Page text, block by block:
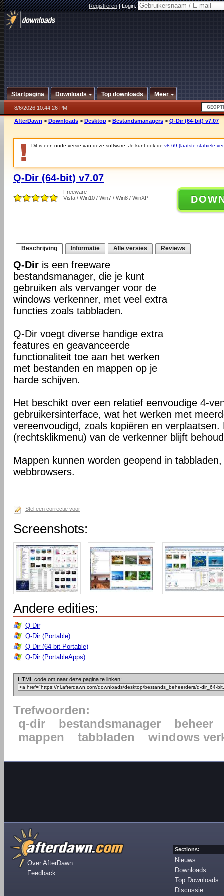
Registreren|Login:
Startpagina Downloads Top downloads Meer
8/6/2026 10:44:26 PM
AfterDawn > Downloads > Desktop > Bestandsmanagers > Q-Dir (64-bit) v7.07
Dit is een oude versie van deze software. Je kunt ook de v8.69 (laatste stabiele
Q-Dir (64-bit) v7.07
Freeware
Vista / Win10 / Win7 / Win8 / WinXP
Beschrijving Informatie Alle versies Reviews
Q-Dir is een freeware
bestandsmanager, die je kunt
gebruiken als vervanger voor de
windows verkenner, met veel extra
functies zoals tabbladen.
Q-Dir voegt diverse handige extra
features en geavanceerde
functionaliteit toe aan het werken
met bestanden en mappen op je
harde schijven.
Het beschikt over een relatief eenvoudige 4-
gebruikersinterface, wat het werken met
vereenvoudigd, zoals kopiëren en
(rechtsklikmenu) van de verkenner blijft
Mappen kunnen worden geopend in
webbrowsers.
Stel een correctie voor
Screenshots:
Andere edities:
Q-Dir
Q-Dir (Portable)
Q-Dir (64-bit Portable)
Q-Dir (PortableApps)
HTML code om naar deze pagina te linken:
Trefwoorden:
q-dir
bestandsmanager
beheer
mappen
tabbladen windows
Over AfterDawn
Feedback
Sections:
Nieuws
Downloads
Top Downloads
Discussie